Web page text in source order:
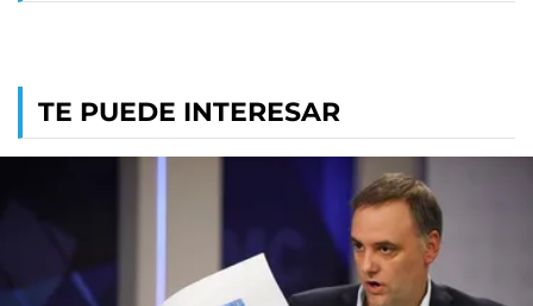
TE PUEDE INTERESAR